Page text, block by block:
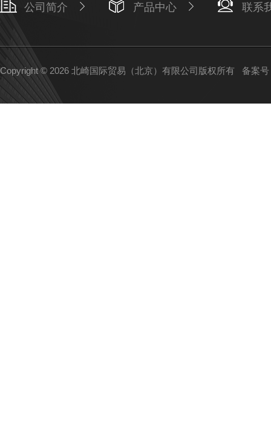
公司简介 产品中心 联系
Copyright © 2026 北崎国际贸易（北京）有限公司版权所有 备案号